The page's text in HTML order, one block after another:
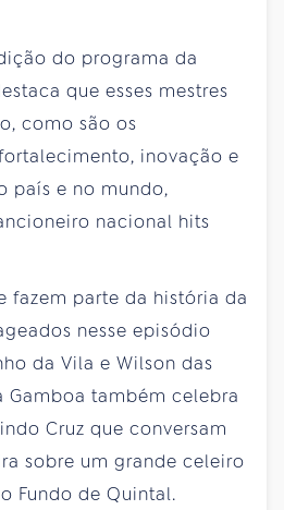
do programa da
que esses mestres
como são os
inovação e
país e no mundo,
nacional hits
fazem parte da história da
nesse episódio
da Vila e Wilson das
Gamboa também celebra
Cruz que conversam
sobre um grande celeiro
Fundo de Quintal.